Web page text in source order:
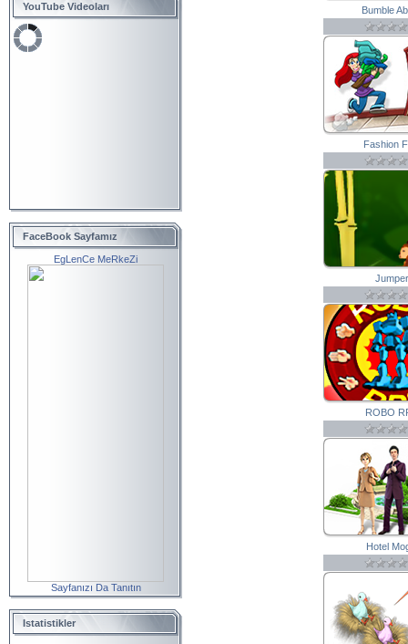
YouTube Videoları
FaceBook Sayfamız
EgLenCe MeRkeZi
Sayfanızı Da Tanıtın
Istatistikler
Bumble
Fashion
Jumper
ROBO
Hotel